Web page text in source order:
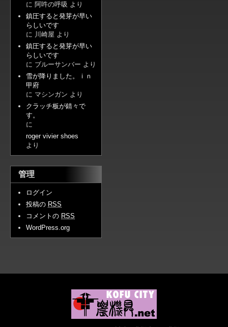
に 阿吽の呼吸 より
鎮圧すると発芽が早い
らしいです
に 川崎屋 より
鎮圧すると発芽が早い
らしいです
に ブルーサンバー より
雪が降りました。ｉｎ
甲府
に マシンガン より
クラッチ板が錆々で
す。
に
roger vivier shoes
より
管理
ログイン
投稿の RSS
コメントの RSS
WordPress.org